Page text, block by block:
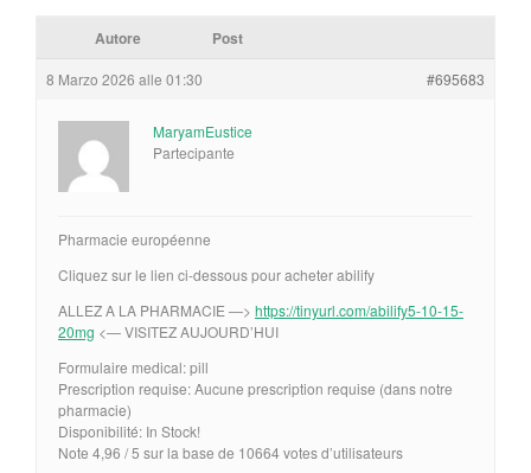
Autore Post
8 Marzo 2026 alle 01:30 #695683
MaryamEustice
Partecipante
Pharmacie européenne
Cliquez sur le lien ci-dessous pour acheter abilify
ALLEZ A LA PHARMACIE —> https://tinyurl.com/abilify5-10-15-
20mg <— VISITEZ AUJOURD’HUI
Formulaire medical: pill
Prescription requise: Aucune prescription requise (dans notre
pharmacie)
Disponibilité: In Stock!
Note 4,96 / 5 sur la base de 10664 votes d’utilisateurs